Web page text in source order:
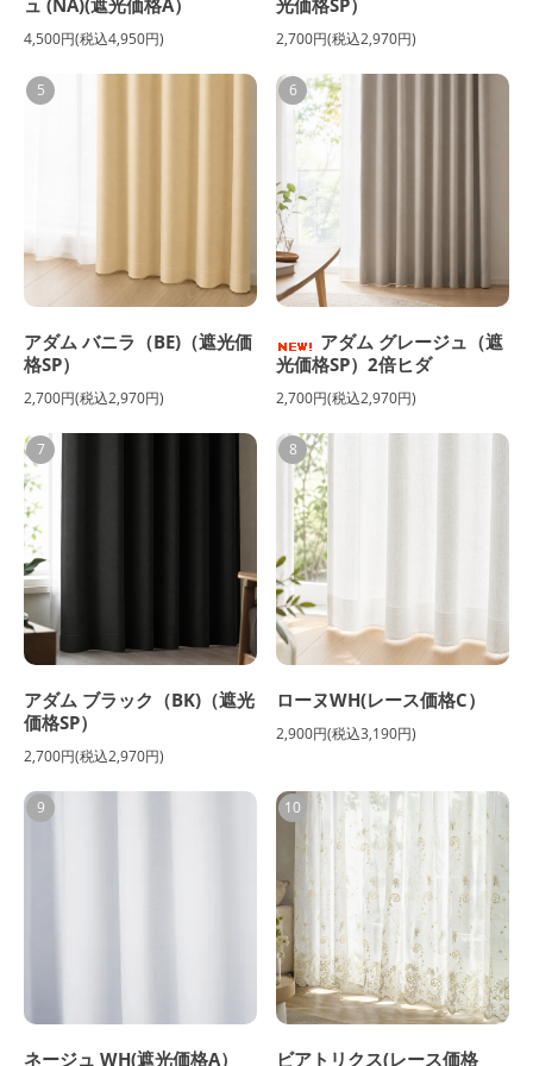
4,500円(税込4,950円) 2,700円(税込2,970円)
5
アダム バニラ（BE)（遮光価
格SP）
2,700円(税込2,970円)
6
アダム グレージュ（遮
光価格SP）2倍ヒダ
2,700円(税込2,970円)
7
アダム ブラック（BK)（遮光
価格SP）
2,700円(税込2,970円)
8
ローヌWH(レース価格C）
2,900円(税込3,190円)
9
ネージュ WH(遮光価格A）
10
ビアトリクス(レース価格